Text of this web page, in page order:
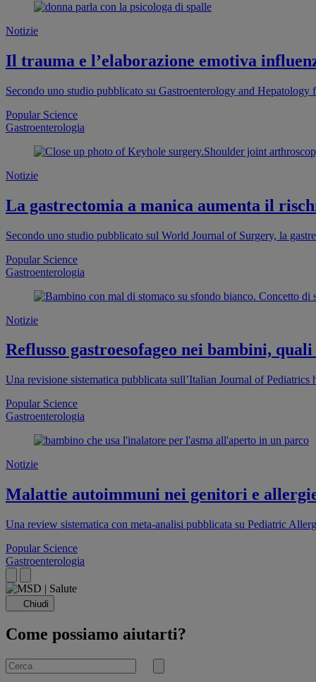
Notizie
Il trauma e l’elaborazione emotiva
Secondo uno studio pubblicato su Gastroenterology and
Popular Science
Gastroenterologia
Notizie
La gastrectomia a manica aumenta il
Secondo uno studio pubblicato sul World Journal of Surgery, la
Popular Science
Gastroenterologia
Notizie
Reflusso gastroesofageo nei bambini,
Una revisione sistematica pubblicata sull’Italian Journal of
Popular Science
Gastroenterologia
Notizie
Malattie autoimmuni nei genitori e
Una review sistematica con meta-analisi pubblicata su Pediatric
Popular Science
Gastroenterologia
Chiudi
Come possiamo aiutarti?
Cerca
per
Invia